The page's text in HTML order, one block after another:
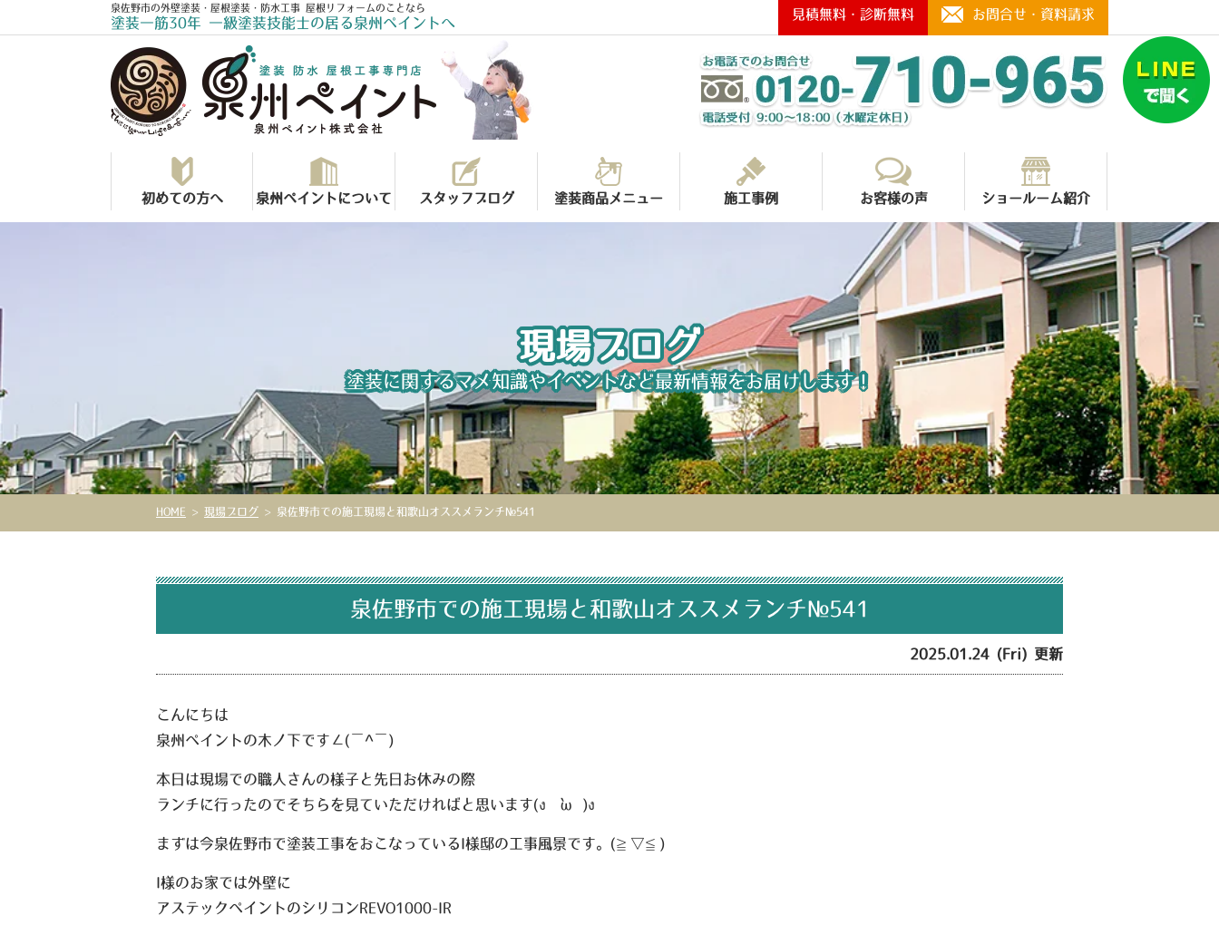
泉佐野市の外壁塗装・屋根塗装・防水工事 屋根リフォームのことなら
塗装一筋30年 一級塗装技能士の居る泉州ペイントへ
見積無料・診断無料 お問合せ・資料請求
初めての方へ 泉州ペイントについて スタッフブログ 塗装商品メニュー 施工事例 お客様の声 ショールーム紹介
現場ブログ
塗装に関するマメ知識やイベントなど最新情報をお届けします！
HOME > 現場ブログ > 泉佐野市での施工現場と和歌山オススメランチ№541
泉佐野市での施工現場と和歌山オススメランチ№541
2025.01.24 (Fri) 更新
こんにちは
泉州ペイントの木ノ下です ∠(￣^￣)
本日は現場での職人さんの様子と先日お休みの際
ランチに行ったのでそちらを見ていただければと思います(ง •̀ω•́)ง
まずは今泉佐野市で塗装工事をおこなっているI様邸の工事風景です。 (≧▽≦)
I様のお家では外壁に
アステックペイントのシリコンREVO1000-IR